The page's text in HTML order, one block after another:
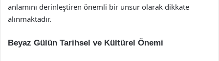
anlamını derinleştiren önemli bir unsur olarak dikkate
alınmaktadır.
Beyaz Gülün Tarihsel ve Kültürel Önemi